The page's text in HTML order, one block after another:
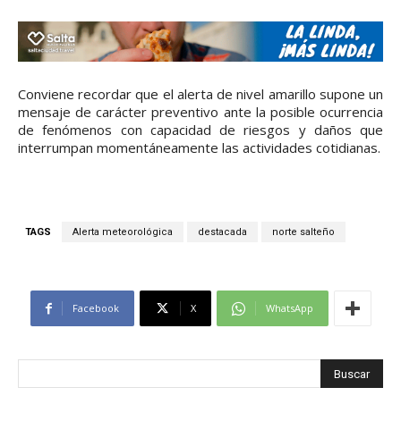
Conviene recordar que el alerta de nivel amarillo supone un
mensaje de carácter preventivo ante la posible ocurrencia
de fenómenos con capacidad de riesgos y daños que
interrumpan momentáneamente las actividades cotidianas.
TAGS Alerta meteorológica destacada norte salteño
Facebook X WhatsApp